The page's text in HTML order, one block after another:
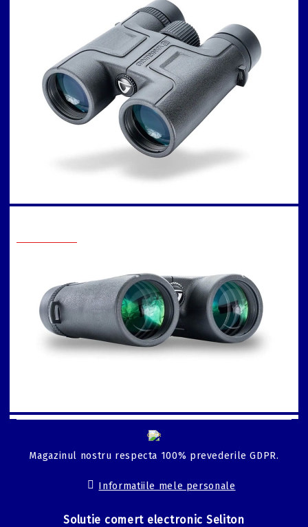
Informatii livrare
Informatii stoc
Informatii retur
Intrebari frecvente
Cum se încarcă corect
Arbaleta : intretinere
părțile componente ale
acestora
Cat de departe pot
trage cu o arbaleta?
Arbaleta: cat de des
trebuie schimbata
coarda?
Arbaleta : reglare
031 005 05 76
GDPR
Magazinul nostru respecta 100% prevederile GDPR.
Informatiile mele personale
Solutie comert electronic Seliton